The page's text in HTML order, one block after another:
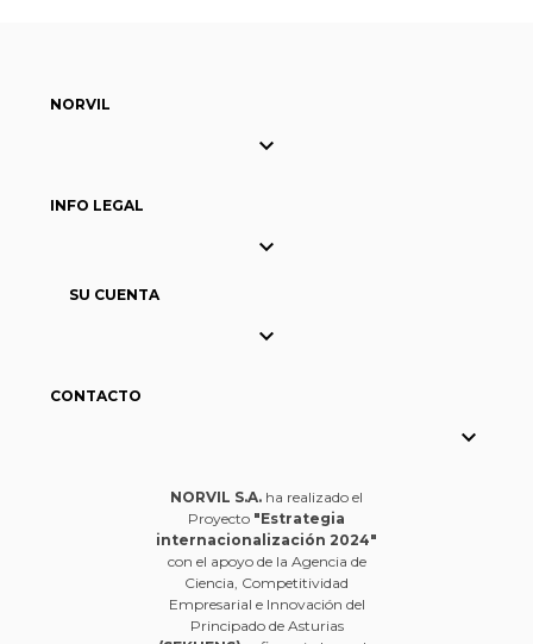
NORVIL

INFO LEGAL

SU CUENTA

CONTACTO

NORVIL S.A. ha realizado el
Proyecto "Estrategia
internacionalización 2024"
con el apoyo de la Agencia de
Ciencia, Competitividad
Empresarial e Innovación del
Principado de Asturias